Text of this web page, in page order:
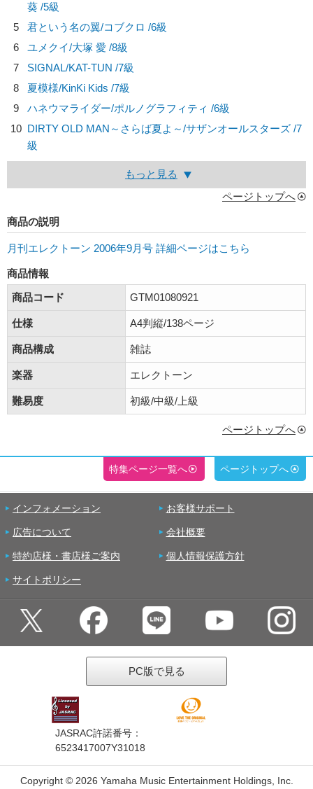
葵 /5級
5
君という名の翼/コブクロ /6級
6
ユメクイ/大塚 愛 /8級
7
SIGNAL/KAT-TUN /7級
8
夏模様/KinKi Kids /7級
9
ハネウマライダー/ポルノグラフィティ /6級
10 DIRTY OLD MAN～さらば夏よ～/サザンオールスターズ /7
級
もっと見る
ページトップへ
商品の説明
月刊エレクトーン 2006年9月号 詳細ページはこちら
商品情報
商品コード
GTM01080921
仕様 A4判縦/138ページ
商品構成 雑誌
楽器 エレクトーン
難易度 初級/中級/上級
ページトップへ
特集ページ一覧へ ページトップへ
インフォメーション お客様サポート
広告について 会社概要
特約店様・書店様ご案内 個人情報保護方針
サイトポリシー
PC版で見る
JASRAC許諾番号：
6523417007Y31018
Copyright © 2026 Yamaha Music Entertainment Holdings, Inc.